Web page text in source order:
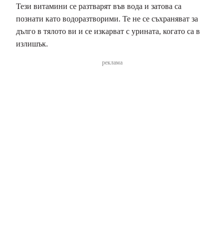
Тези витамини се разтварят във вода и затова са
познати като водоразтворими. Те не се съхраняват за
дълго в тялото ви и се изкарват с урината, когато са в
излишък.
реклама